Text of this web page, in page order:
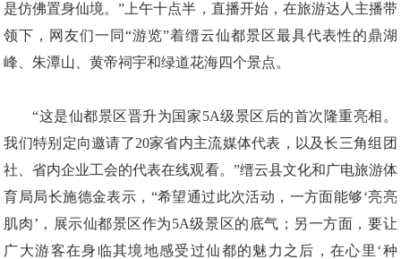
是仿佛置身仙境。”上午十点半，直播开始，在旅游达人主播带
领下，网友们一同“游览”着缙云仙都景区最具代表性的鼎湖
峰、朱潭山、黄帝祠宇和绿道花海四个景点。
“这是仙都景区晋升为国家5A级景区后的首次隆重亮相。
我们特别定向邀请了20家省内主流媒体代表，以及长三角组团
社、省内企业工会的代表在线观看。”缙云县文化和广电旅游体
育局局长施德金表示，“希望通过此次活动，一方面能够‘亮亮
肌肉’，展示仙都景区作为5A级景区的底气；另一方面，要让
广大游客在身临其境地感受过仙都的魅力之后，在心里‘种